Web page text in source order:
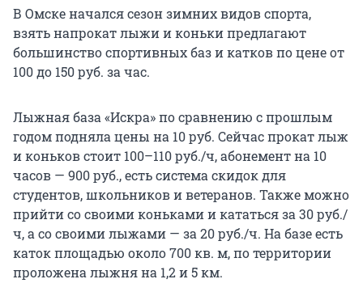
В Омске начался сезон зимних видов спорта,
взять напрокат лыжи и коньки предлагают
большинство спортивных баз и катков по цене от
100 до 150 руб. за час.
Лыжная база «Искра» по сравнению с прошлым
годом подняла цены на 10 руб. Сейчас прокат лыж
и коньков стоит 100–110 руб./ч, абонемент на 10
часов — 900 руб., есть система скидок для
студентов, школьников и ветеранов. Также можно
прийти со своими коньками и кататься за 30 руб./
ч, а со своими лыжами — за 20 руб./ч. На базе есть
каток площадью около 700 кв. м, по территории
проложена лыжня на 1,2 и 5 км.